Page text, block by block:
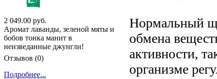
Нормальный
обмена
активности,
организме
2 049.00 руб.
Аромат лаванды, зеленой мяты и
бобов тонка манит в
неизведанные джунгли!
Отзывов (0)
Подробнее...